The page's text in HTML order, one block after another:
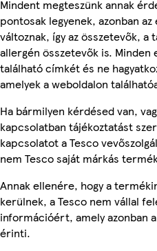
Mindent megteszünk annak
pontosak legyenek, azonban
változnak, így az összetevők,
allergén összetevők is.
található címkét és ne
amelyek a weboldalon
Ha bármilyen kérdésed van,
kapcsolatban tájékoztatást
kapcsolatot a Tesco
nem Tesco saját márkás
Annak ellenére, hogy a
kerülnek, a Tesco nem vállal
információért, amely azonban
érinti.